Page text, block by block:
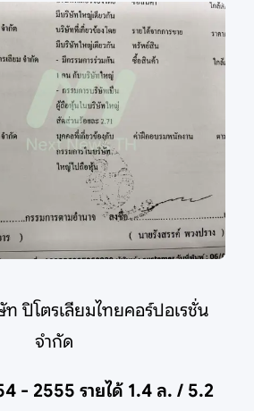
ท ปิโตรเลียมไทยคอร์ปอเรชั่น
จำกัด
- 2555 รายได้ 1.4 ล. / 5.2